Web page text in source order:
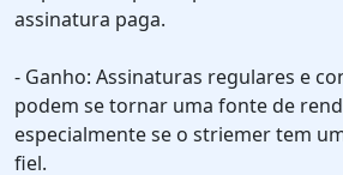
assinatura paga.
- Ganho: Assinaturas regulares e
podem se tornar uma fonte de
especialmente se o striemer tem
fiel.